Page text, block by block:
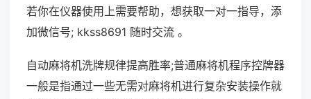
若你在仪器使用上需要帮助，想获取一对一指导，添
加微信号; kkss8691 随时交流 。
自动麻将机洗牌规律提高胜率;普通麻将机程序控牌器
一般是指通过一些无需对麻将机进行复杂安装操作就